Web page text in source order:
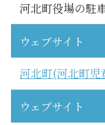
河北町役場の駐
ウェブサイト
河北町(河北町児
ウェブサイト